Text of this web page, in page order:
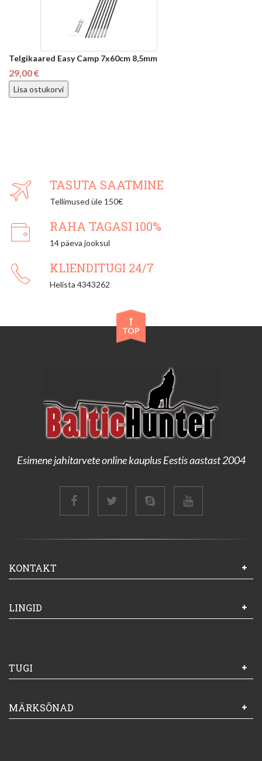
Telgikaared Easy Camp 7x60cm 8,5mm
29,00 €
Lisa ostukorvi
TASUTA SAATMINE
Tellimused üle 150€
RAHA TAGASI 100%
14 päeva jooksul
KLIENDITUGI 24/7
Helista 4343262
TOP
Esimene jahitarvete online kauplus Eestis aastast 2004
KONTAKT
LINGID
TUGI
MÄRKSÕNAD